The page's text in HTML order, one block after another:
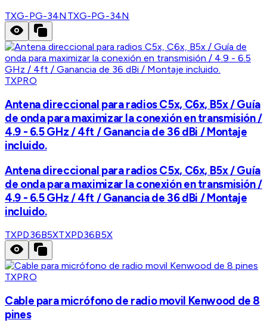
TXG-PG-34N TXG-PG-34N
TXPRO
Antena direccional para radios C5x, C6x, B5x / Guía
de onda para maximizar la conexión en transmisión /
4.9 - 6.5 GHz / 4ft / Ganancia de 36 dBi / Montaje
incluido.
Antena direccional para radios C5x, C6x, B5x / Guía
de onda para maximizar la conexión en transmisión /
4.9 - 6.5 GHz / 4ft / Ganancia de 36 dBi / Montaje
incluido.
TXPD36B5XTXPD36B5X
TXPRO
Cable para micrófono de radio movil Kenwood de 8
pines